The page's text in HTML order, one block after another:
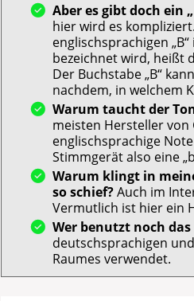
Aber es gibt doch ein
hier wird es
englischsprachigen „B“
bezeichnet wird, heißt
Der Buchstabe „B“
nachdem, in welchem
Warum taucht der
meisten Hersteller
englischsprachige
Stimmgerät also eine
Warum klingt in
so schief?Auch im
Vermutlich ist hier ein
Wer benutzt noch das
deutschsprachigen
Raumes verwendet.